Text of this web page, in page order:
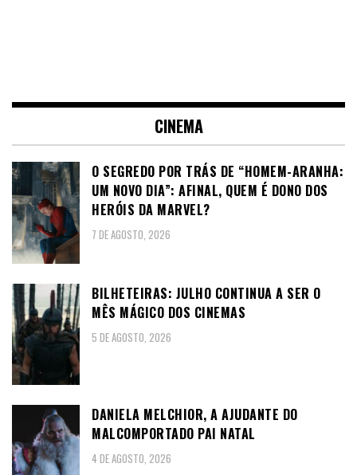
CINEMA
O SEGREDO POR TRÁS DE “HOMEM-ARANHA:
UM NOVO DIA”: AFINAL, QUEM É DONO DOS
HERÓIS DA MARVEL?
7 DE AGOSTO, 2026
BILHETEIRAS: JULHO CONTINUA A SER O
MÊS MÁGICO DOS CINEMAS
5 DE AGOSTO, 2026
DANIELA MELCHIOR, A AJUDANTE DO
MALCOMPORTADO PAI NATAL
4 DE AGOSTO, 2026